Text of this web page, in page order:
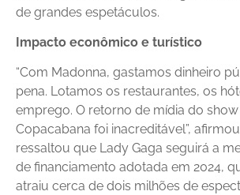
de grandes espetáculos.
Impacto econômico e turístico
“Com Madonna, gastamos dinheiro
pena. Lotamos os restaurantes, os
emprego. O retorno de mídia do show
Copacabana foi inacreditável”,
ressaltou que Lady Gaga seguirá a
de financiamento adotada em 2024,
atraiu cerca de dois milhões de